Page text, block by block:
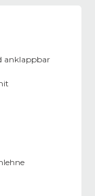
anklappbar